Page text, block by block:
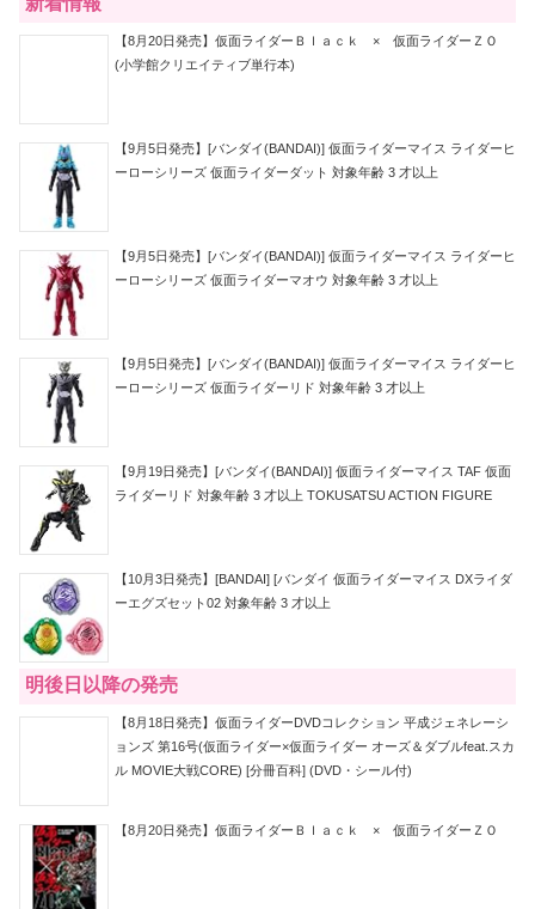
【8月20日発売】仮面ライダーＢｌａｃｋ × 仮面ライダーＺＯ
(小学館クリエイティブ単行本)
【9月5日発売】[バンダイ(BANDAI)] 仮面ライダーマイス ライダーヒ
ーローシリーズ 仮面ライダーダット 対象年齢 3 才以上
【9月5日発売】[バンダイ(BANDAI)] 仮面ライダーマイス ライダーヒ
ーローシリーズ 仮面ライダーマオウ 対象年齢 3 才以上
【9月5日発売】[バンダイ(BANDAI)] 仮面ライダーマイス ライダーヒ
ーローシリーズ 仮面ライダーリド 対象年齢 3 才以上
【9月19日発売】[バンダイ(BANDAI)] 仮面ライダーマイス TAF 仮面
ライダーリド 対象年齢 3 才以上 TOKUSATSU ACTION FIGURE
【10月3日発売】[BANDAI] [バンダイ 仮面ライダーマイス DXライダ
ーエグズセット02 対象年齢 3 才以上
明後日以降の発売
【8月18日発売】仮面ライダーDVDコレクション 平成ジェネレーシ
ョンズ 第16号(仮面ライダー×仮面ライダー オーズ＆ダブルfeat.スカ
ル MOVIE大戦CORE) [分冊百科] (DVD・シール付)
【8月20日発売】仮面ライダーＢｌａｃｋ × 仮面ライダーＺＯ